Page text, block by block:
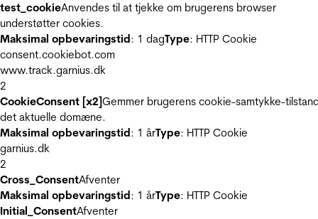
test_cookieAnvendes til at tjekke om brugerens browser
understøtter cookies.
Maksimal opbevaringstid: 1 dagType: HTTP Cookie
consent.cookiebot.com
www.track.garnius.dk
2
CookieConsent [x2]Gemmer brugerens cookie-samtykke-
det aktuelle domæne.
Maksimal opbevaringstid: 1 årType: HTTP Cookie
garnius.dk
2
Cross_ConsentAfventer
Maksimal opbevaringstid: 1 årType: HTTP Cookie
Initial_ConsentAfventer